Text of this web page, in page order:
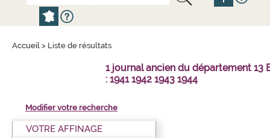
Accueil > Liste de résultats
1 journal ancien du département
: 1941 1942 1943 1944
Modifier votre recherche
VOTRE AFFINAGE